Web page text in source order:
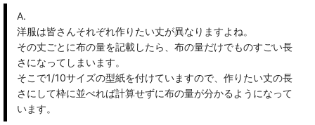
A.
洋服は皆さんそれぞれ作りたい丈が異なりますよね。
その丈ごとに布の量を記載したら、布の量だけでものすごい長
さになってしまいます。
そこで1/10サイズの型紙を付けていますので、作りたい丈の長
さにして枠に並べれば計算せずに布の量が分かるようになって
います。